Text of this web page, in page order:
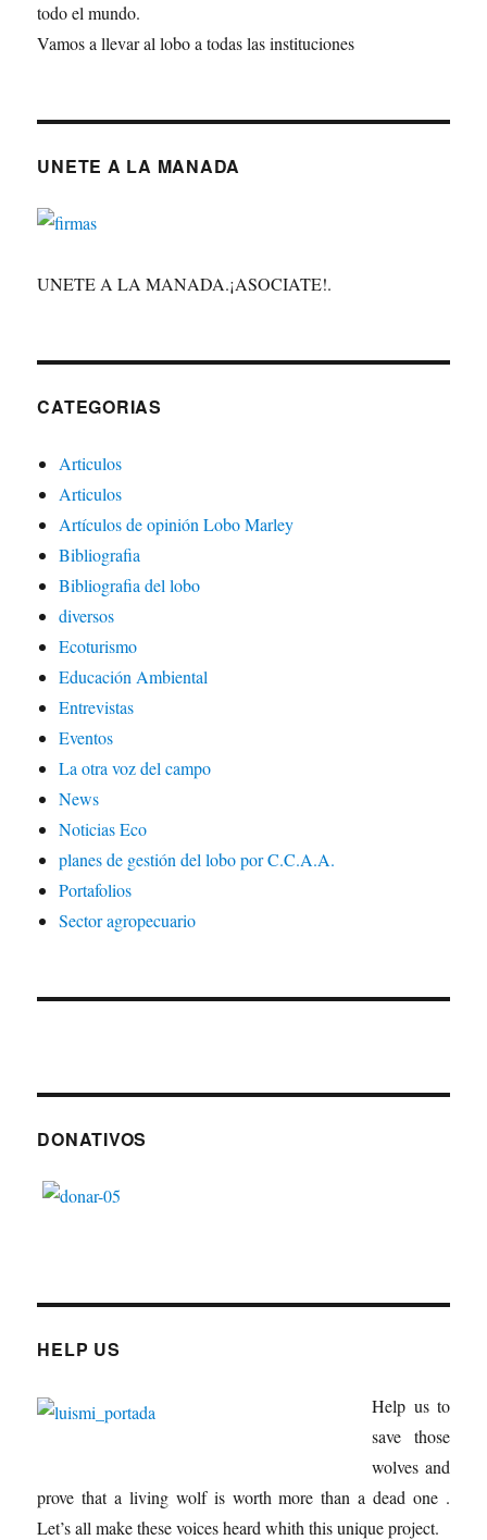
todo el mundo.
Vamos a llevar al lobo a todas las instituciones
UNETE A LA MANADA
UNETE A LA MANADA.¡ASOCIATE!.
CATEGORIAS
Articulos
Articulos
Artículos de opinión Lobo Marley
Bibliografia
Bibliografia del lobo
diversos
Ecoturismo
Educación Ambiental
Entrevistas
Eventos
La otra voz del campo
News
Noticias Eco
planes de gestión del lobo por C.C.A.A.
Portafolios
Sector agropecuario
DONATIVOS
HELP US
Help us to
save those
wolves and
prove that a living wolf is worth more than a dead one .
Let’s all make these voices heard whith this unique project.